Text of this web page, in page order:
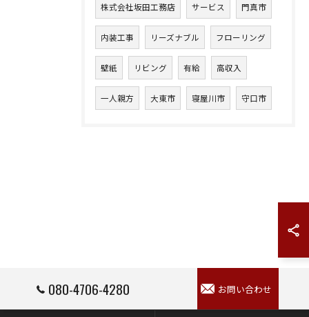
株式会社坂田工務店 サービス 門真市
内装工事 リーズナブル フローリング
壁紙 リビング 有給 高収入
一人親方 大東市 寝屋川市 守口市
080-4706-4280 お問い合わせ
お問い合わせはこちら